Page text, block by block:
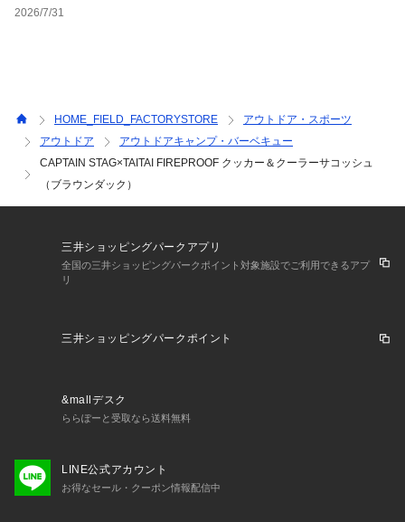
2026/7/31
HOME_FIELD_FACTORYSTORE
アウトドア・スポーツ
アウトドア
アウトドアキャンプ・バーベキュー
CAPTAIN STAG×TAITAI FIREPROOF クッカー＆クーラーサコッシュ
（ブラウンダック）
三井ショッピングパークアプリ
全国の三井ショッピングパークポイント対象施設でご利用できるアプ
リ
三井ショッピングパークポイント
&mallデスク
ららぽーと受取なら送料無料
LINE公式アカウント
お得なセール・クーポン情報配信中